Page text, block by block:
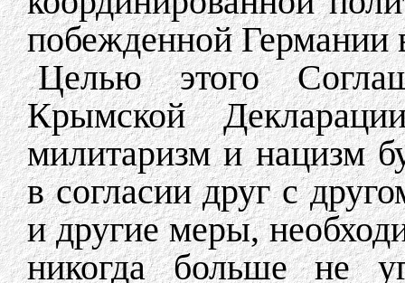
побежденной Германии
Целью этого
Крымской
милитаризм и нацизм
в согласии друг с
и другие меры,
никогда больше не